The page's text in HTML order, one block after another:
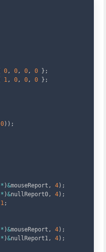
0, 0, 0, 0 } ;
1, 0, 0, 0 } ;
0) ) ;
* )&mouseReport , 4) ;
* )&nullReport0, 4) ;
1;
* )&mouseReport , 4) ;
* )&nullReport1, 4) ;